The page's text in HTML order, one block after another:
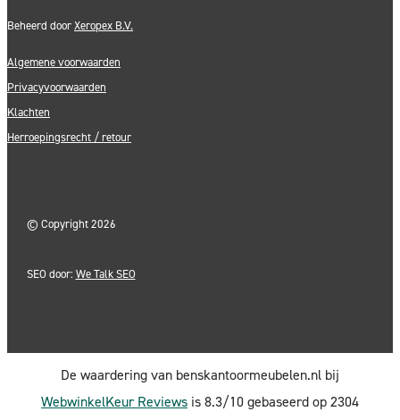
Beheerd doorXeropex B.V.
Algemene voorwaarden
Privacyvoorwaarden
Klachten
Herroepingsrecht / retour
© Copyright 2026
SEO door: We Talk SEO
De waardering van benskantoormeubelen.nl bij
WebwinkelKeur Reviews is 8.3/10 gebaseerd op 2304